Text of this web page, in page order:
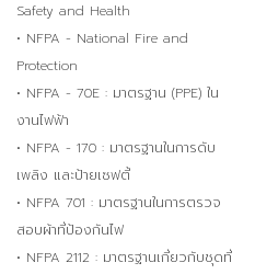
Safety and Health
• NFPA - National Fire and
Protection
• NFPA - 70E : มาตรฐาน (PPE) ใน
งานไฟฟ้า
• NFPA - 170 : มาตรฐานในการดับ
เพลิง และป้ายเซฟตี้
• NFPA 701 : มาตรฐานในการตรวจ
สอบผ้าที่ป้องกันไฟ
• NFPA 2112 : มาตรฐานเกี่ยวกับชุดที่